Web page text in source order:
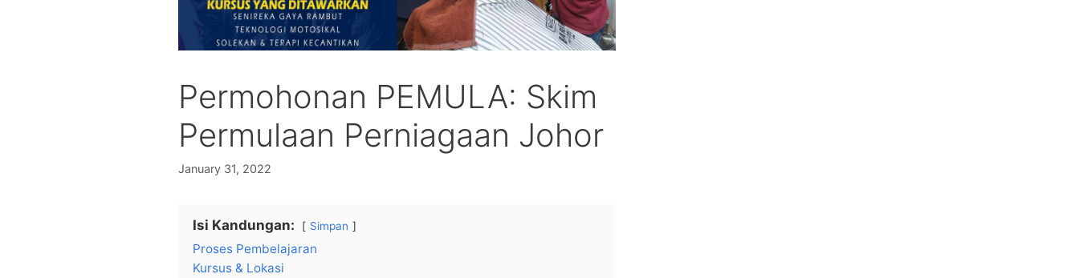
Permohonan PEMULA: Skim
Permulaan Perniagaan Johor
January 31, 2022
Isi Kandungan: Simpan
Proses Pembelajaran
Kursus & Lokasi